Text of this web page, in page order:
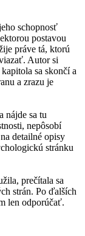
schopnosť
postavou
práve tá, ktorú
Autor si
sa skončí a
a zrazu je
nájde sa tu
nepôsobí
detailné opisy
stránku
prečítala sa
strán. Po ďalších
len odporúčať.